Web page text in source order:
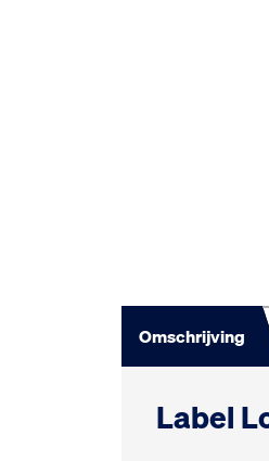
Omschrijving
Label